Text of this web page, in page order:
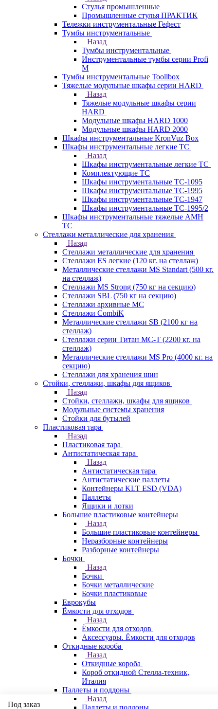
Стулья промышленные
Промышленные стулья ПРАКТИК
Тележки инструментальные Гефест
Тумбы инструментальные
Назад
Тумбы инструментальные
Инструментальные тумбы серии Profi
M
Тумбы инструментальные Toollbox
Тяжелые модульные шкафы серии HARD
Назад
Тяжелые модульные шкафы серии
HARD
Модульные шкафы HARD 1000
Модульные шкафы HARD 2000
Шкафы инструментальные KronVuz Box
Шкафы инструментальные легкие ТС
Назад
Шкафы инструментальные легкие ТС
Комплектующие ТС
Шкафы инструментальные TC-1095
Шкафы инструментальные TC-1995
Шкафы инструментальные ТС-1947
Шкафы инструментальные ТС-1995/2
Шкафы инструментальные тяжелые AMH
TC
Стеллажи металлические для хранения
Назад
Стеллажи металлические для хранения
Стеллажи ES легкие (120 кг. на стеллаж)
Металлические стеллажи MS Standart (500 кг.
на стеллаж)
Стеллажи MS Strong (750 кг на секцию)
Стеллажи SBL (750 кг на секцию)
Стеллажи архивные МС
Стеллажи CombiK
Металлические стеллажи SB (2100 кг на
стеллаж)
Стеллажи серии Титан МС-Т (2200 кг. на
стеллаж)
Металлические стеллажи MS Pro (4000 кг. на
секцию)
Стеллажи для хранения шин
Стойки, стеллажи, шкафы для ящиков
Назад
Стойки, стеллажи, шкафы для ящиков
Модульные системы хранения
Стойки для бутылей
Пластиковая тара
Назад
Пластиковая тара
Антистатическая тара
Назад
Антистатическая тара
Антистатические паллеты
Контейнеры KLT ESD (VDA)
Паллеты
Ящики и лотки
Большие пластиковые контейнеры
Назад
Большие пластиковые контейнеры
Неразборные контейнеры
Разборные контейнеры
Бочки
Назад
Бочки
Бочки металлические
Бочки пластиковые
Еврокубы
Ёмкости для отходов
Назад
Ёмкости для отходов
Аксессуары. Ёмкости для отходов
Откидные короба
Назад
Откидные короба
Короб откидной Стелла-техник,
Италия
Паллеты и поддоны
Назад
Паллеты и поддоны
Под заказ